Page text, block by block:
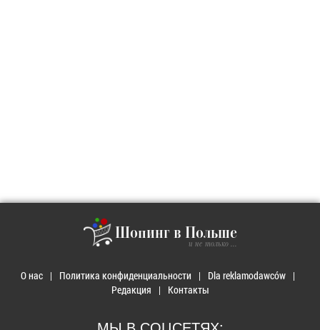
Шопинг в Польше
и не только ...
О нас Политика конфиденциальности
Dla reklamodawców
Редакция
Контакты